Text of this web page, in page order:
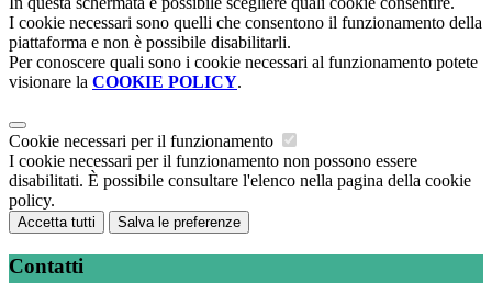
I cookie necessari sono quelli che consentono il funzionamento della
piattaforma e non è possibile disabilitarli.
Per conoscere quali sono i cookie necessari al funzionamento potete
visionare la COOKIE POLICY.
Cookie necessari per il funzionamento
I cookie necessari per il funzionamento non possono essere
disabilitati. È possibile consultare l'elenco nella pagina della cookie
policy.
Accetta tutti Salva le preferenze
Contatti